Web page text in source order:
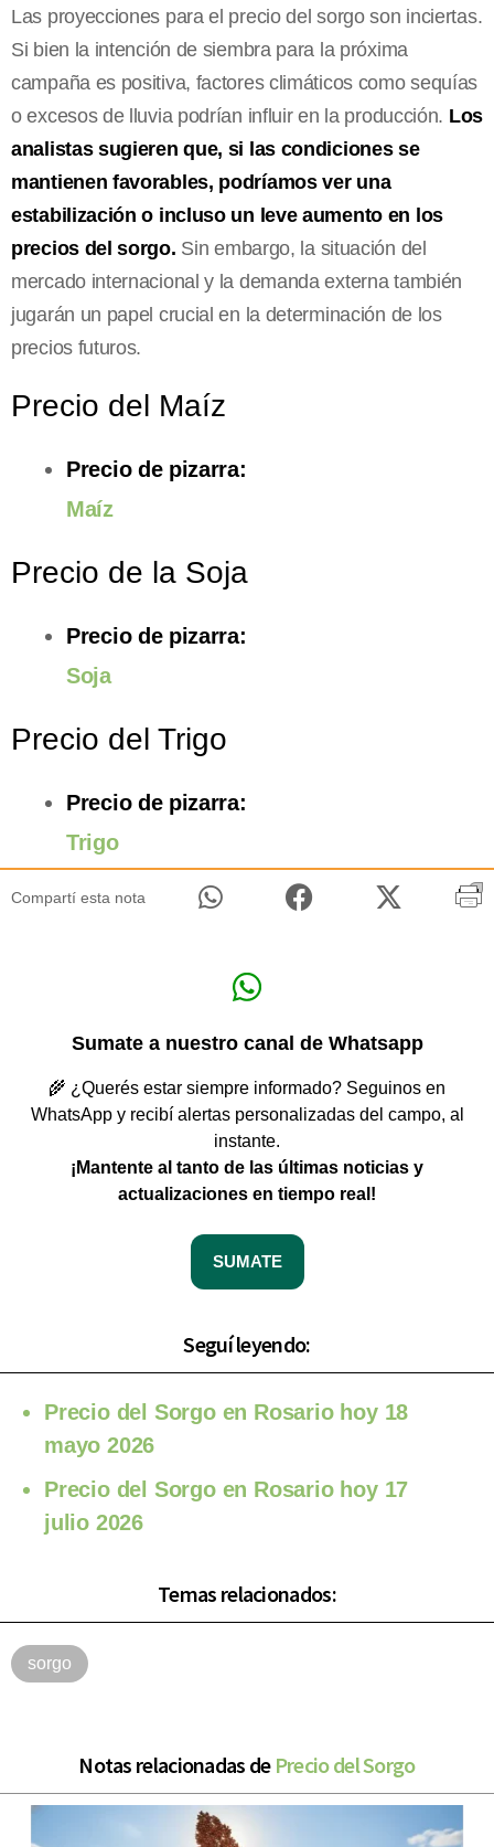
Las proyecciones para el precio del sorgo son inciertas.
Si bien la intención de siembra para la próxima
campaña es positiva, factores climáticos como sequías
o excesos de lluvia podrían influir en la producción. Los
analistas sugieren que, si las condiciones se
mantienen favorables, podríamos ver una
estabilización o incluso un leve aumento en los
precios del sorgo. Sin embargo, la situación del
mercado internacional y la demanda externa también
jugarán un papel crucial en la determinación de los
precios futuros.
Precio del Maíz
Precio de pizarra:
Maíz
Precio de la Soja
Precio de pizarra:
Soja
Precio del Trigo
Precio de pizarra:
Trigo
Compartí esta nota
Sumate a nuestro canal de Whatsapp
🌾 ¿Querés estar siempre informado? Seguinos en
WhatsApp y recibí alertas personalizadas del campo, al
instante.
¡Mantente al tanto de las últimas noticias y
actualizaciones en tiempo real!
SUMATE
Seguí leyendo:
Precio del Sorgo en Rosario hoy 18
mayo 2026
Precio del Sorgo en Rosario hoy 17
julio 2026
Temas relacionados:
sorgo
Notas relacionadas de Precio del Sorgo